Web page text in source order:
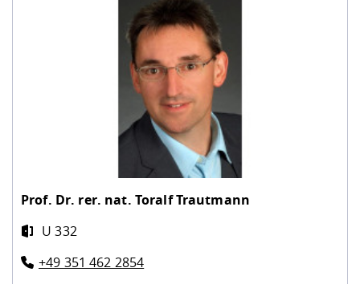
Prof. Dr. rer. nat. Toralf Trautmann
U 332
+49 351 462 2854